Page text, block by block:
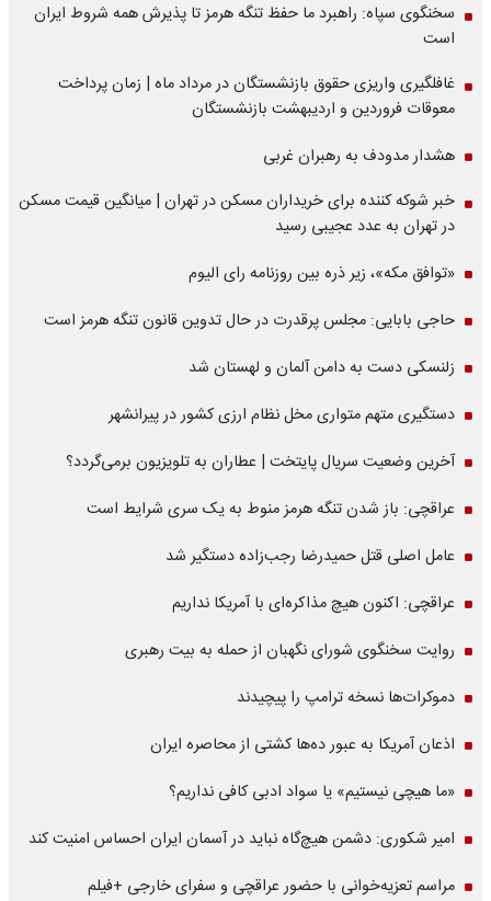
سخنگوی سپاه: راهبرد ما حفظ تنگه هرمز تا پذیرش همه شروط ایران
است
غافلگیری واریزی حقوق بازنشستگان در مرداد ماه | زمان پرداخت
معوقات فروردین و اردیبهشت بازنشستگان
هشدار مدودف به رهبران غربی
خبر شوکه کننده برای خریداران مسکن در تهران | میانگین قیمت مسکن
در تهران به عدد عجیبی رسید
«توافق مکه»، زیر ذره بین روزنامه رای الیوم
حاجی بابایی: مجلس پرقدرت در حال تدوین قانون تنگه هرمز است
زلنسکی دست به دامن آلمان و لهستان شد
دستگیری متهم متواری مخل نظام ارزی کشور در پیرانشهر
آخرین وضعیت سریال پایتخت | عطاران به تلویزیون برمی‌گردد؟
عراقچی: باز شدن تنگه هرمز منوط به یک سری شرایط است
عامل اصلی قتل حمیدرضا رجب‌زاده دستگیر شد
عراقچی: اکنون هیچ مذاکره‌ای با آمریکا نداریم
روایت سخنگوی شورای نگهبان از حمله به بیت رهبری
دموکرات‌ها نسخه ترامپ را پیچیدند
اذعان آمریکا به عبور ده‌ها کشتی از محاصره ایران
«ما هیچی نیستیم» یا سواد ادبی کافی نداریم؟
امیر شکوری: دشمن هیچ‌گاه نباید در آسمان ایران احساس امنیت کند
مراسم تعزیه‌خوانی با حضور عراقچی و سفرای خارجی +فیلم